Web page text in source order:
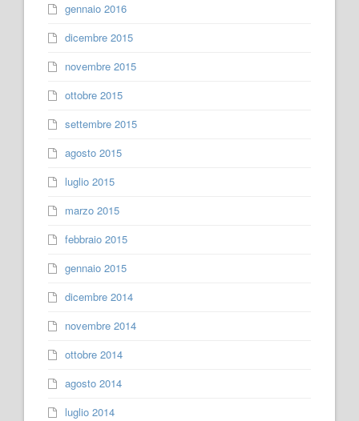
gennaio 2016
dicembre 2015
novembre 2015
ottobre 2015
settembre 2015
agosto 2015
luglio 2015
marzo 2015
febbraio 2015
gennaio 2015
dicembre 2014
novembre 2014
ottobre 2014
agosto 2014
luglio 2014